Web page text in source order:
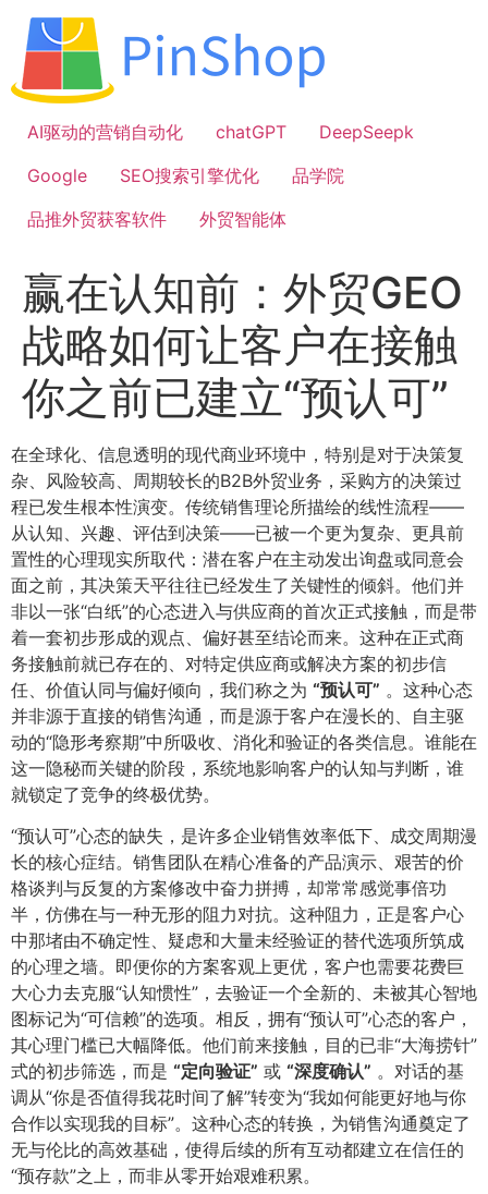
容
AI驱动的营销自动化
chatGPT
DeepSeepk
Google
SEO搜索引擎优化
品学院
品推外贸获客软件
外贸智能体
赢在认知前：外贸GEO
战略如何让客户在接触
你之前已建立“预认可”
在全球化、信息透明的现代商业环境中，特别是对于决策复
杂、风险较高、周期较长的B2B外贸业务，采购方的决策过
程已发生根本性演变。传统销售理论所描绘的线性流程——
从认知、兴趣、评估到决策——已被一个更为复杂、更具前
置性的心理现实所取代：潜在客户在主动发出询盘或同意会
面之前，其决策天平往往已经发生了关键性的倾斜。他们并
非以一张“白纸”的心态进入与供应商的首次正式接触，而是带
着一套初步形成的观点、偏好甚至结论而来。这种在正式商
务接触前就已存在的、对特定供应商或解决方案的初步信
任、价值认同与偏好倾向，我们称之为 ​“预认可”​ 。这种心态
并非源于直接的销售沟通，而是源于客户在漫长的、自主驱
动的“隐形考察期”中所吸收、消化和验证的各类信息。谁能在
这一隐秘而关键的阶段，系统地影响客户的认知与判断，谁
就锁定了竞争的终极优势。
“预认可”心态的缺失，是许多企业销售效率低下、成交周期漫
长的核心症结。销售团队在精心准备的产品演示、艰苦的价
格谈判与反复的方案修改中奋力拼搏，却常常感觉事倍功
半，仿佛在与一种无形的阻力对抗。这种阻力，正是客户心
中那堵由不确定性、疑虑和大量未经验证的替代选项所筑成
的心理之墙。即便你的方案客观上更优，客户也需要花费巨
大心力去克服“认知惯性”，去验证一个全新的、未被其心智地
图标记为“可信赖”的选项。相反，拥有“预认可”心态的客户，
其心理门槛已大幅降低。他们前来接触，目的已非“大海捞针”
式的初步筛选，而是 ​“定向验证”​ 或 ​“深度确认”​ 。对话的基
调从“你是否值得我花时间了解”转变为“我如何能更好地与你
合作以实现我的目标”。这种心态的转换，为销售沟通奠定了
无与伦比的高效基础，使得后续的所有互动都建立在信任的
“预存款”之上，而非从零开始艰难积累。